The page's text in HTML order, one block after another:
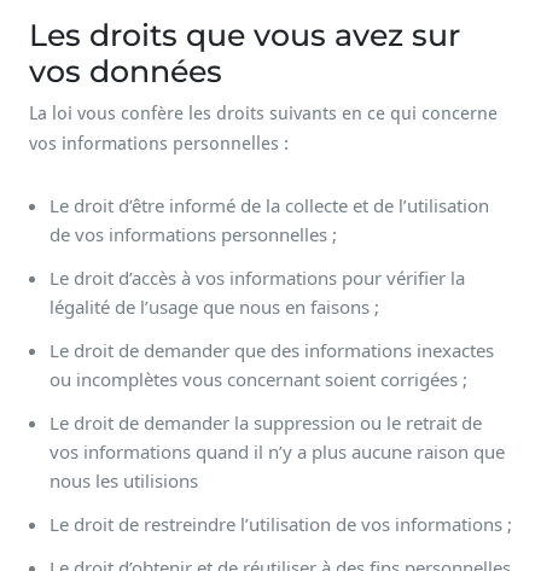
Les droits que vous avez sur
vos données
La loi vous confère les droits suivants en ce qui concerne
vos informations personnelles :
Le droit d’être informé de la collecte et de l’utilisation
de vos informations personnelles ;
Le droit d’accès à vos informations pour vérifier la
légalité de l’usage que nous en faisons ;
Le droit de demander que des informations inexactes
ou incomplètes vous concernant soient corrigées ;
Le droit de demander la suppression ou le retrait de
vos informations quand il n’y a plus aucune raison que
nous les utilisions
Le droit de restreindre l’utilisation de vos informations ;